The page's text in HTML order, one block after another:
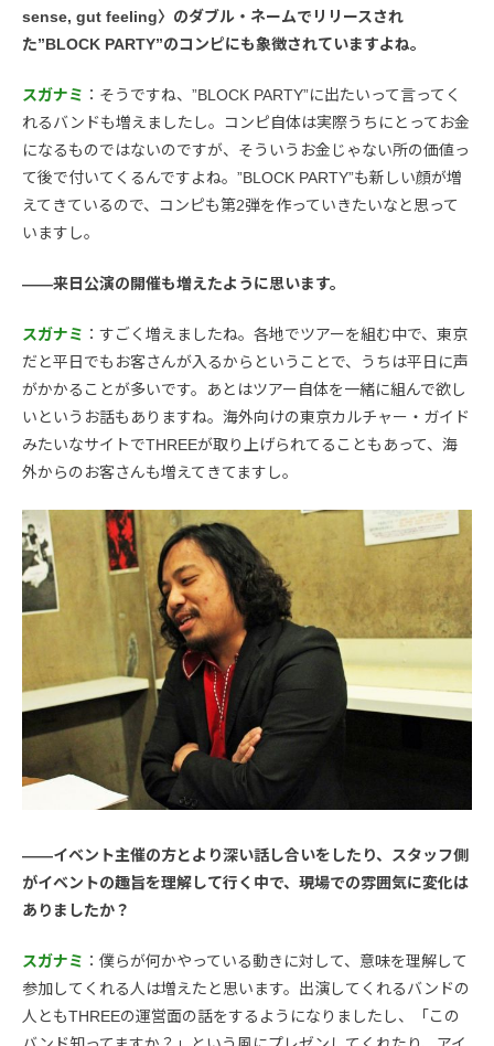
sense, gut feeling〉のダブル・ネームでリリースされ
た”BLOCK PARTY”のコンピにも象徴されていますよね。
スガナミ ：そうですね、”BLOCK PARTY”に出たいって言ってく
れるバンドも増えましたし。コンピ自体は実際うちにとってお金
になるものではないのですが、そういうお金じゃない所の価値っ
て後で付いてくるんですよね。”BLOCK PARTY”も新しい顔が増
えてきているので、コンピも第2弾を作っていきたいなと思って
いますし。
――来日公演の開催も増えたように思います。
スガナミ ：すごく増えましたね。各地でツアーを組む中で、東京
だと平日でもお客さんが入るからということで、うちは平日に声
がかかることが多いです。あとはツアー自体を一緒に組んで欲し
いというお話もありますね。海外向けの東京カルチャー・ガイド
みたいなサイトでTHREEが取り上げられてることもあって、海
外からのお客さんも増えてきてますし。
――イベント主催の方とより深い話し合いをしたり、スタッフ側
がイベントの趣旨を理解して行く中で、現場での雰囲気に変化は
ありましたか？
スガナミ ：僕らが何かやっている動きに対して、意味を理解して
参加してくれる人は増えたと思います。出演してくれるバンドの
人ともTHREEの運営面の話をするようになりましたし、「この